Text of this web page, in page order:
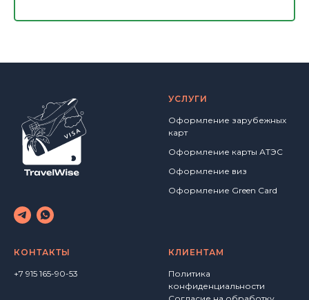
УСЛУГИ
Оформление зарубежных
карт
Оформление карты АТЭС
Оформление виз
Оформление Green Card
КОНТАКТЫ
+7 915 165-90-53
КЛИЕНТАМ
Политика
конфиденциальности